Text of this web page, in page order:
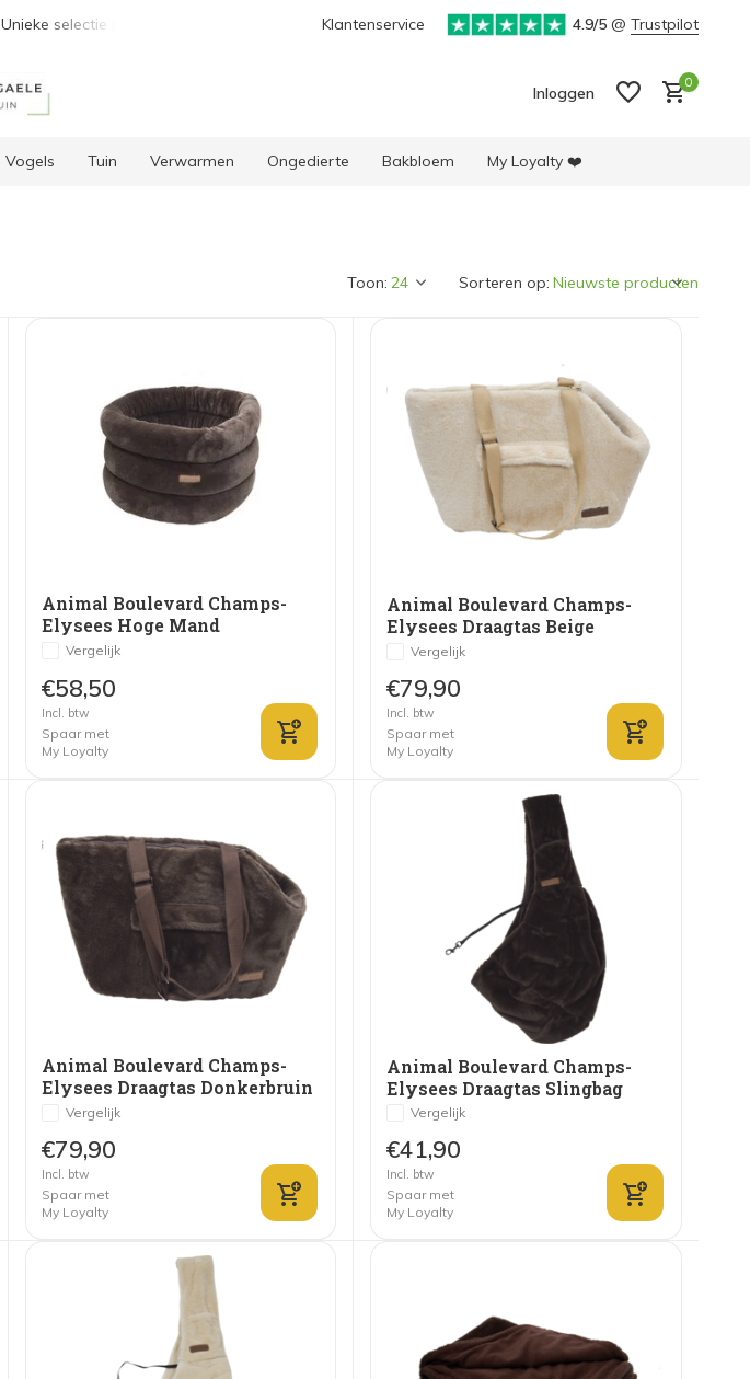
Unieke selectie producten Klantenservice 4.9/5 @ Trustpilot
Inloggen
Account aanmaken
0
Vogels Tuin Verwarmen Ongedierte Bakbloem My Loyalty ❤️
Toon: Sorteren op:
Animal Boulevard Champs-
Elysees Hoge Mand
Donkerbruin
Vergelijk
€58,50
Incl. btw
Spaar met
My Loyalty
Animal Boulevard Champs-
Elysees Draagtas Beige
Vergelijk
€79,90
Incl. btw
Spaar met
My Loyalty
Animal Boulevard Champs-
Elysees Draagtas Donkerbruin
Vergelijk
€79,90
Incl. btw
Spaar met
My Loyalty
Animal Boulevard Champs-
Elysees Draagtas Slingbag
Donkerbruin
Vergelijk
€41,90
Incl. btw
Spaar met
My Loyalty